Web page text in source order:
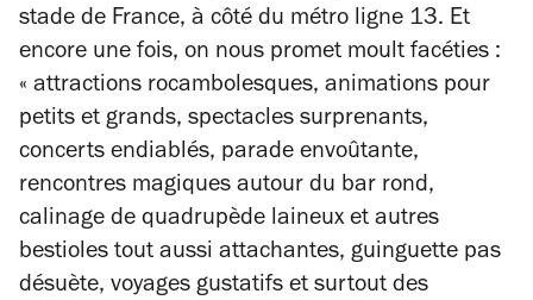
stade de France, à côté du métro ligne 13. Et
encore une fois, on nous promet moult facéties :
« attractions rocambolesques, animations pour
petits et grands, spectacles surprenants,
concerts endiablés, parade envoûtante,
rencontres magiques autour du bar rond,
calinage de quadrupède laineux et autres
bestioles tout aussi attachantes, guinguette pas
désuète, voyages gustatifs et surtout des